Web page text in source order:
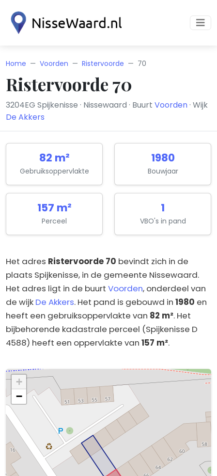
Home Voorden Ristervoorde 70
Ristervoorde 70
3204EG Spijkenisse · Nissewaard · Buurt Voorden· Wijk
De Akkers
82 m²
Gebruiksoppervlakte
1980
Bouwjaar
157 m²
Perceel
1
VBO's in pand
Het adres Ristervoorde 70 bevindt zich in de
plaats Spijkenisse, in de gemeente Nissewaard.
Het adres ligt in de buurt Voorden, onderdeel van
de wijk De Akkers. Het pand is gebouwd in 1980 en
heeft een gebruiksoppervlakte van 82 m². Het
bijbehorende kadastrale perceel (Spijkenisse D
4588) heeft een oppervlakte van 157 m².
+
−